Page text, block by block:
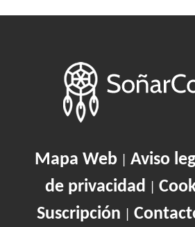
Mapa Web| Aviso
de privacidad
Suscripción